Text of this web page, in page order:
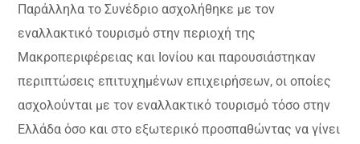
Παράλληλα το Συνέδριο ασχολήθηκε με τον
εναλλακτικό τουρισμό στην περιοχή της
Μακροπεριφέρειας και Ιονίου και παρουσιάστηκαν
περιπτώσεις επιτυχημένων επιχειρήσεων, οι οποίες
ασχολούνται με τον εναλλακτικό τουρισμό τόσο στην
Ελλάδα όσο και στο εξωτερικό προσπαθώντας να γίνει